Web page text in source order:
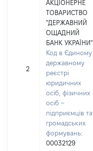
2
АКЦІОНЕРНЕ
ТОВАРИСТВО
"ДЕРЖАВНИЙ
ОЩАДНИЙ
БАНК УКРАЇНИ"
Код в Єдиному
державному
реєстрі
юридичних
осіб, фізичних
осіб –
підприємців та
громадських
формувань:
00032129